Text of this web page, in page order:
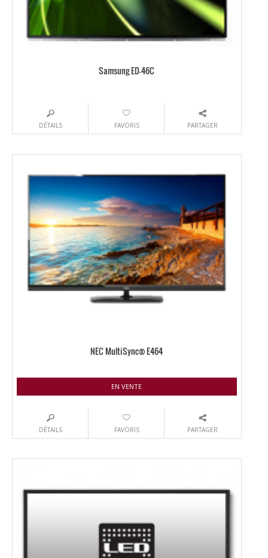
Samsung ED-46C
DÉTAILS FAVORIS PARTAGER
NEC MultiSync® E464
EN VENTE
DÉTAILS FAVORIS PARTAGER